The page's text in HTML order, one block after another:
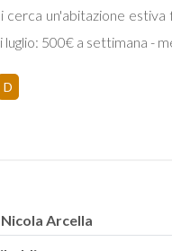
un'abitazione estiva
luglio: 500€ a settimana -
D
Arcella